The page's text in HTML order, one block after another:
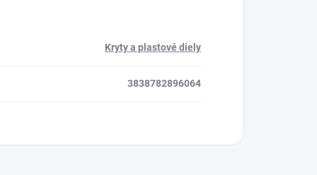
Kryty a plastové diely
3838782896064